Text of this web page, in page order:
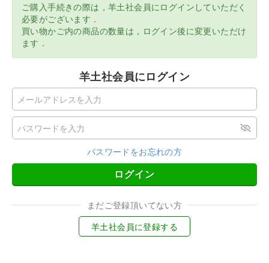
ご購入手続きの際は，羊土社会員にログインしていただく
必要がございます．
買い物かご内の商品の数量は，ログイン後に変更いただけ
ます．
羊土社会員にログイン
パスワードをお忘れの方
ログイン
まだご登録頂いてない方
羊土社会員に登録する